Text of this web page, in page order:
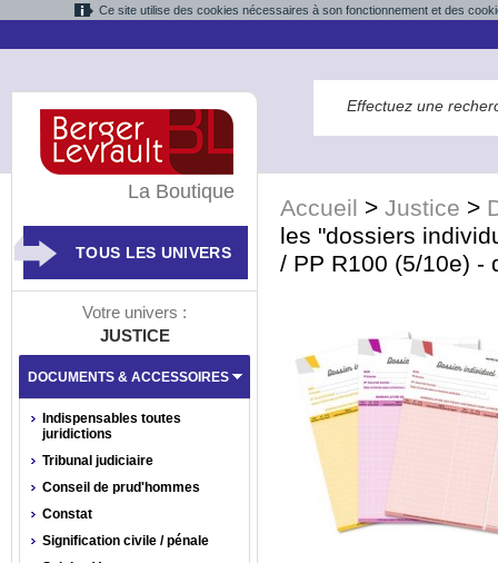
Ce site utilise des cookies nécessaires à son fonctionnement et des
Accueil > Justice >
les "dossiers
/ PP R100 (5/10e) -
La Boutique
TOUS LES UNIVERS
Votre univers :
JUSTICE
DOCUMENTS & ACCESSOIRES
Indispensables toutes
juridictions
Tribunal judiciaire
Conseil de prud'hommes
Constat
Signification civile / pénale